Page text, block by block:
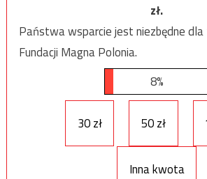
zł.
Państwa wsparcie jest niezbędne
Fundacji Magna Polonia.
8%
30 zł 50 zł
Inna kwota